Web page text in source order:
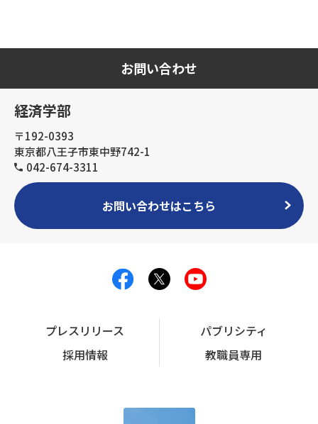
お問い合わせ
経済学部
〒192-0393
東京都八王子市東中野742-1
042-674-3311
お問い合わせはこちら
プレスリリース
パブリシティ
採用情報
教職員専用